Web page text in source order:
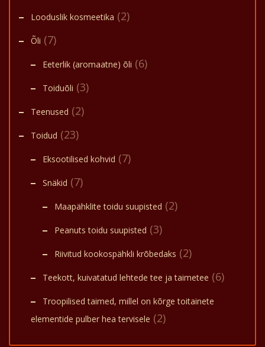
Looduslik kosmeetika (2)
Õli (7)
Eeterlik (aromaatne) õli (6)
Toiduõli (3)
Teenused (2)
Toidud (23)
Eksootilised kohvid (7)
Snäkid (7)
Maapähklite toidu suupisted (2)
Peanuts toidu suupisted (3)
Riivitud kookospähkli krõbedaks (2)
Teekott, kuivatatud lehtede tee ja taimetee (6)
Troopilised taimed, millel on kõrge toitainete
elementide pulber hea tervisele (2)